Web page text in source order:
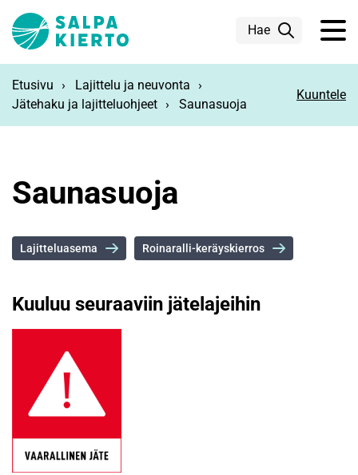
Hae
Etusivu
Lajittelu ja neuvonta
Jätehaku ja lajitteluohjeet
Saunasuoja
Kuuntele
Saunasuoja
Lajitteluasema Roinaralli-keräyskierros
Kuuluu seuraaviin jätelajeihin